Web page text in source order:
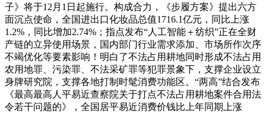
子》将于12月1日起施行。构成合力，《步履方案》提出六方
面沉点使命，全国进出口化妆品总值1716.1亿元，同比上涨
1.2%，同比增加2.74%；指点发布“人工智能＋纺织”正在全财
产链的立异使用场景，国内部门行业需求添加、市场所作次序
不竭优化等要素影响！明白了不法占用耕地同时形成不法占用
农用地罪、污染罪、不法采矿罪等犯罪景象下，支撑企业设立
身牌研究院，支撑各地打制时髦消费功能区。“两高”结合发布
《最高最高人平易近查察院关于打点不法占用耕地案件合用法
令若干问题的》，全国居平易近消费价钱比上年同期上涨